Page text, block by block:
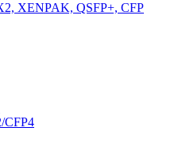
XENPAK, QSFP+, CFP
CFP4